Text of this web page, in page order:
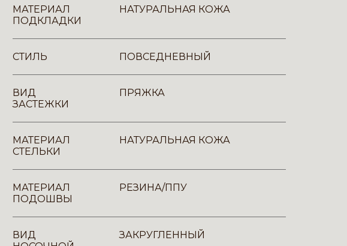
МАТЕРИАЛ
ПОДКЛАДКИ
НАТУРАЛЬНАЯ КОЖА
СТИЛЬ ПОВСЕДНЕВНЫЙ
ВИД
ЗАСТЕЖКИ
ПРЯЖКА
МАТЕРИАЛ
СТЕЛЬКИ
НАТУРАЛЬНАЯ КОЖА
МАТЕРИАЛ
ПОДОШВЫ
РЕЗИНА/ППУ
ВИД
ЗАКРУГЛЕННЫЙ